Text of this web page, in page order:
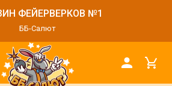
ФЕЙЕРВЕРКОВ №1
ББ-Салют